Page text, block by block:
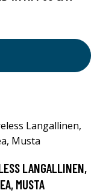
LANGALLINEN,
MUSTA